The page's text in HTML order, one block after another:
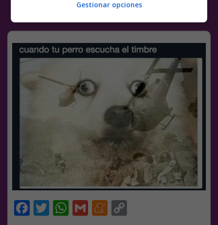
Facebook
Twitter
WhatsApp
GmailMeneame
Gestionar opciones